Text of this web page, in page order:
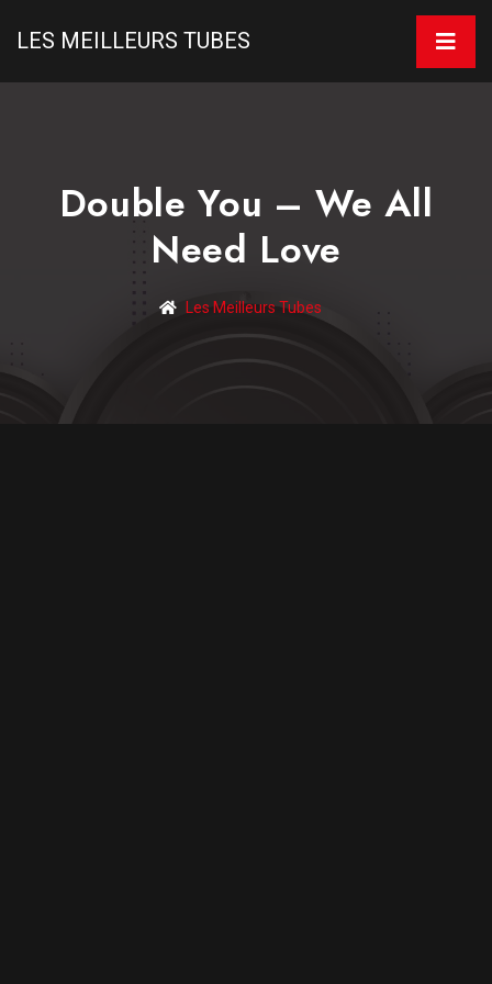
LES MEILLEURS TUBES
Double You – We All
Need Love
Les Meilleurs Tubes